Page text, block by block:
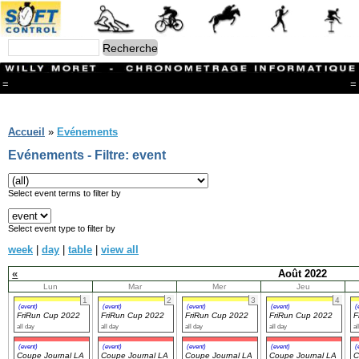
= =
Branches
CONTACT
Ski ALPIN
Triathlon
Ski Nordique
Courses à pieds
Athlétisme
Slalom In-Line
Caisse à savon
Coupe "Journal La Gruyère"
Hippisme
Marche
Archives
Accueil » Evénements
Evénements - Filtre: event
Select event terms to filter by
Select event type to filter by
week | day | table | view all
«
Août 2022
Lun Mar Mer
Jeu
1
(event)
FriRun Cup 2022
all day
(event)
Coupe Journal LA
2
(event)
FriRun Cup 2022
all day
(event)
Coupe Journal LA
3
(event)
FriRun Cup 2022
all day
(event)
Coupe Journal LA
4
(event)
FriRun Cup 2022
all day
(event)
Coupe Journal LA